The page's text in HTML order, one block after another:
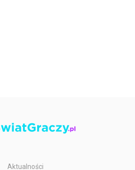
Aktualności